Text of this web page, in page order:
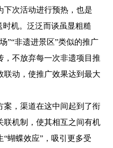
下次活动进行预热，也是
时机。泛泛而谈虽显粗糙
”“非遗进景区”类似的推广
，不放弃每一次非遗项目推
联动，使推广效果达到最大
，渠道在这中间起到了衔
联机制，使其相互之间有机
蝴蝶效应”，吸引更多受